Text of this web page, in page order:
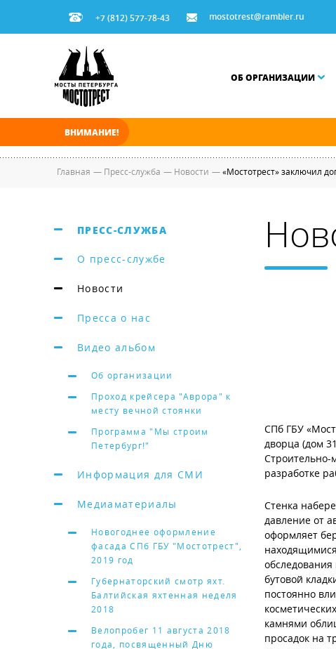
+7 (812) 577-78-43 mostotrest@rambler.ru
ОБ ОРГАНИЗАЦИИ
ВНИМАНИЕ!
Главная — Пресс-служба — Новости —«Мостотрест» заключил
ПРЕСС-СЛУЖБА
О пресс-службе
Новости
Пресса о нас
Видео альбом
Об организации
Проход крейсера "Аврора" к
месту вечной стоянки
Программа "Мы строим
Петербург!"
Информация для СМИ
Медиаматериалы
Новогоднее оформление
фасада СПб ГБУ "Мостотрест",
2019 год
Губернаторский смотр яхт.
Балтийская яхтенная неделя
2018
Велопробег 11 августа 2018
года, посвященный Дню
СПб ГБУ
дворца (дом
Строительно-
разработке
Стенка
давление от
оформляет
бутовой
постоянно
камнями
просадок на